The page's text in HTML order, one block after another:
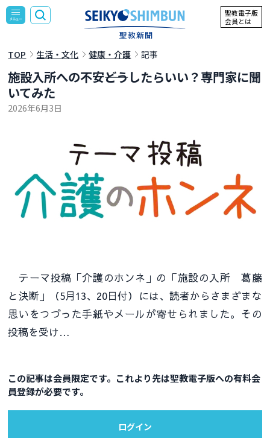
聖教電子版
会員とは
TOP 生活・文化 健康・介護 記事
施設入所への不安――どうしたらいい？専門家に聞
いてみた
2026年6月3日
テーマ投稿「介護のホンネ」の「施設の入所 葛藤
と決断」（5月13、20日付）には、読者からさまざまな
思いをつづった手紙やメールが寄せられました。その
投稿を受け…
この記事は会員限定です。これより先は聖教電子版への有料会
員登録が必要です。
ログイン